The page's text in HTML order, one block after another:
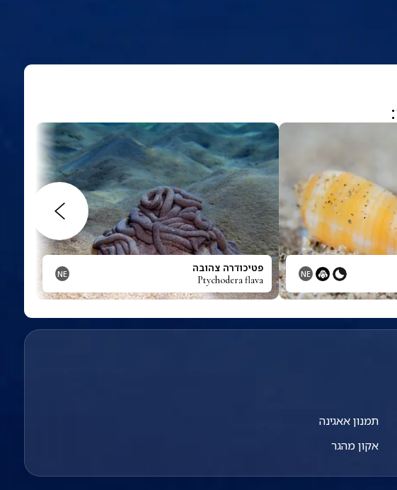
NE פטיכודרה צהובה
Ptychodera flava
NE
תמנון אאגינה
אקון מהגר